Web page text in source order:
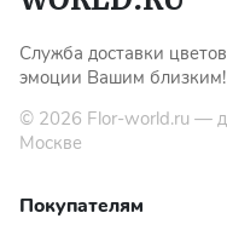
Служба доставки
эмоции Вашим близким!
© 2026 Flor-world.ru —
Москве
Покупателям